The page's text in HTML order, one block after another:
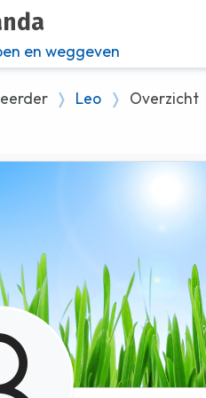
en weggeven
Leo Overzicht